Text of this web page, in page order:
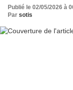
Publié le 02/05/2026 à
Par sotis